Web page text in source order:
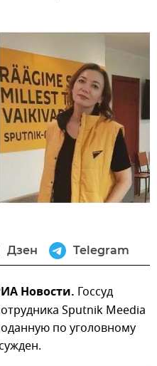
Дзен Telegram
Новости. Госсуд
Sputnik Meedia
по уголовному